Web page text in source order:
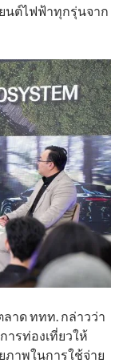
นต์ไฟฟ้าทุกรุ่นจาก
าด ททท. กล่าวว่า
ารท่องเที่ยวให้
าพในการใช้จ่าย